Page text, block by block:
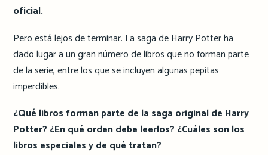
oficial.
Pero está lejos de terminar. La saga de Harry Potter ha
dado lugar a un gran número de libros que no forman parte
de la serie, entre los que se incluyen algunas pepitas
imperdibles.
¿Qué libros forman parte de la saga original de Harry
Potter? ¿En qué orden debe leerlos? ¿Cuáles son los
libros especiales y de qué tratan?